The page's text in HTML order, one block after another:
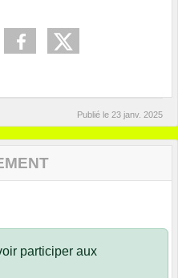
Publié le 23 janv. 2025
participer aux